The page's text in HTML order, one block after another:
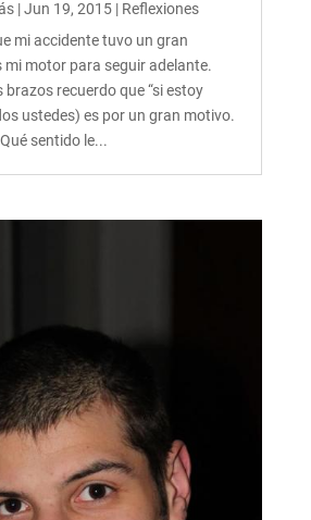
|Jun 19, 2015| Reflexiones
mi accidente tuvo un gran
mi motor para seguir adelante.
brazos recuerdo que “si estoy
ustedes) es por un gran motivo.
sentido le...